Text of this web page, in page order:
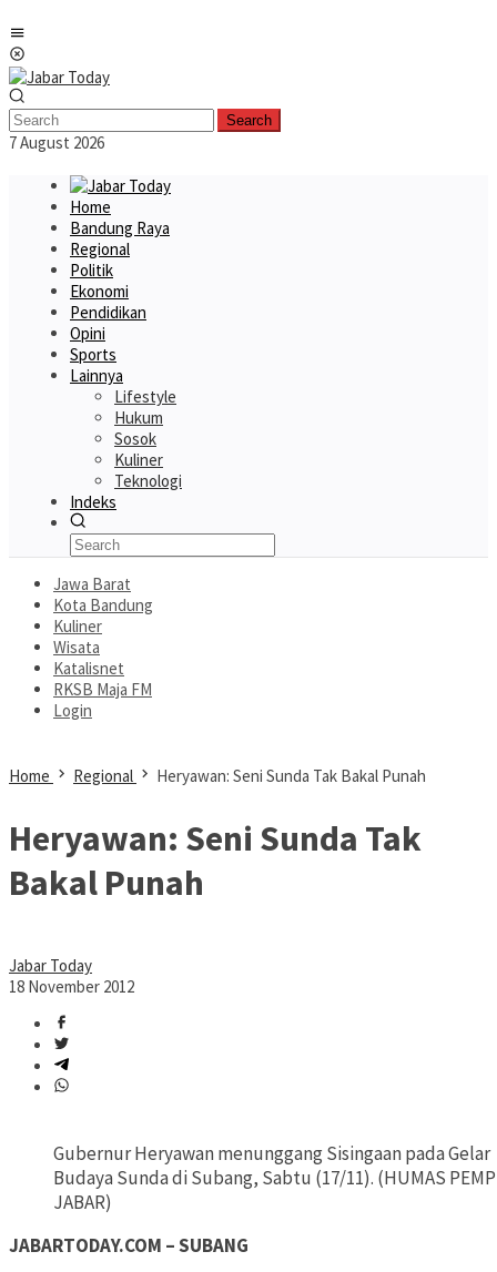
to
content
Search
7 August 2026
Home
Bandung Raya
Regional
Politik
Ekonomi
Pendidikan
Opini
Sports
Lainnya
Lifestyle
Hukum
Sosok
Kuliner
Teknologi
Indeks
Jawa Barat
Kota Bandung
Kuliner
Wisata
Katalisnet
RKSB Maja FM
Login
Home Regional Heryawan: Seni Sunda Tak Bakal Punah
Heryawan: Seni Sunda Tak
Bakal Punah
Jabar Today
18 November 2012
Gubernur Heryawan menunggang Sisingaan pada Gelar
Budaya Sunda di Subang, Sabtu (17/11). (HUMAS
JABAR)
JABARTODAY.COM – SUBANG